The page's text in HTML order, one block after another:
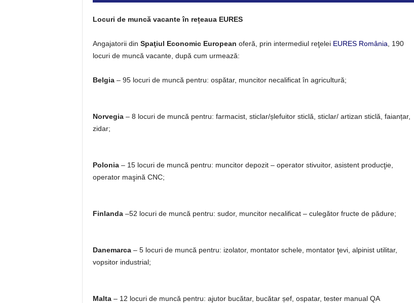
Locuri de muncă vacante în rețeaua EURES
Angajatorii din Spaţiul Economic European oferă, prin intermediul reţelei EURES România , 190
locuri de muncă vacante, după cum urmează:
Belgia– 95 locuri de muncă pentru: ospătar, muncitor necalificat în agricultură;
Norvegia– 8 locuri de muncă pentru: farmacist, sticlar/șlefuitor sticlă, sticlar/ artizan sticlă, faianțar,
zidar;
Polonia– 15 locuri de muncă pentru: muncitor depozit – operator stivuitor, asistent producţie,
operator maşină CNC;
Finlanda–52 locuri de muncă pentru: sudor, muncitor necalificat – culegător fructe de pădure;
Danemarca– 5 locuri de muncă pentru: izolator, montator schele, montator ţevi, alpinist utilitar,
vopsitor industrial;
Malta– 12 locuri de muncă pentru: ajutor bucătar, bucătar șef, ospatar, tester manual QA